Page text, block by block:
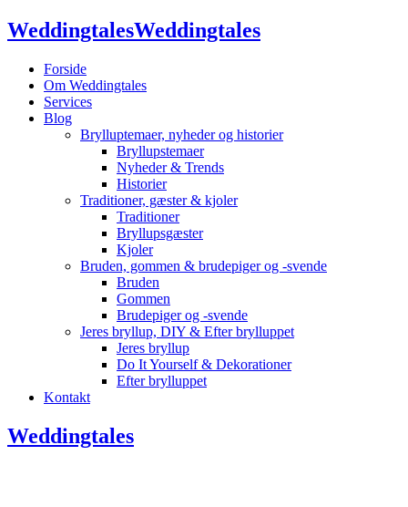
WeddingtalesWeddingtales
Forside
Om Weddingtales
Services
Blog
Brylluptemaer, nyheder og historier
Bryllupstemaer
Nyheder & Trends
Historier
Traditioner, gæster & kjoler
Traditioner
Bryllupsgæster
Kjoler
Bruden, gommen & brudepiger og -svende
Bruden
Gommen
Brudepiger og -svende
Jeres bryllup, DIY & Efter brylluppet
Jeres bryllup
Do It Yourself & Dekorationer
Efter brylluppet
Kontakt
Weddingtales